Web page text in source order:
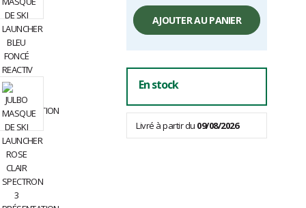
Prix
unitaire,
hors
frais
AJOUTER AU PANIER
En stock
Livré à partir du 09/08/2026